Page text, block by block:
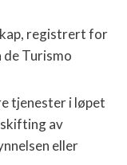
registrert for
Turismo
tjenester i løpet
av
eller